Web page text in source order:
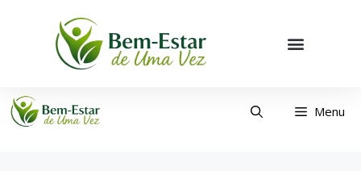
Menu